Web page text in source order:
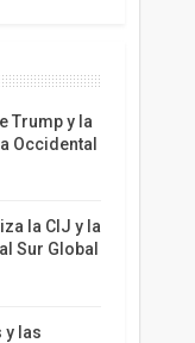
Trump y la
Occidental
la CIJ y la
Sur Global
y las